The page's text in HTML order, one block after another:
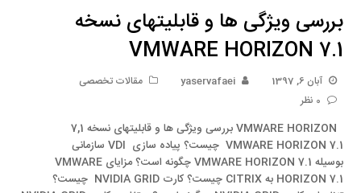
بررسی ویژگی ها و قابلیتهای نسخه
VMWARE HORIZON 7.1
آبان 6, 1397 yaservafaei
مقالات تخصصی
0 نظر
VMWARE HORIZON 7.1 چیست؟ پیاده سازی VDI سازمانی
بوسیله VMWARE HORIZON 7.1 چگونه است؟ مزایای VMWARE
HORIZON 7.1 به CITRIX چیست؟ کارت NVIDIA GRID چیست؟